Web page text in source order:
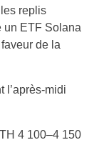
replis
un ETF Solana
de la
l’après-midi
4 100–4 150